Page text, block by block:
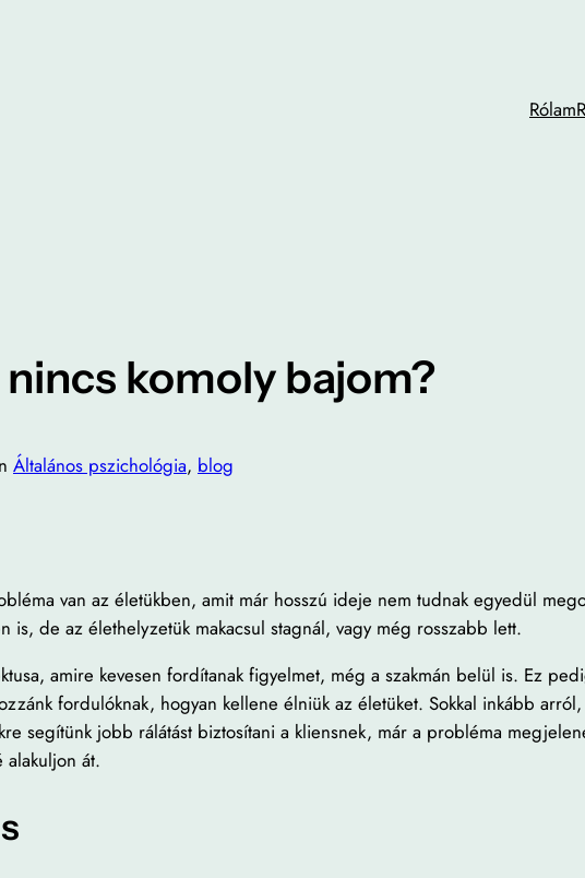
Rólam
komoly bajom?
Általános pszichológia, blog
van az életükben, amit már hosszú ideje nem tudnak egyedül
de az élethelyzetük makacsul stagnál, vagy még rosszabb lett.
amire kevesen fordítanak figyelmet, még a szakmán belül is. Ez
fordulóknak, hogyan kellene élniük az életüket. Sokkal inkább
segítünk jobb rálátást biztosítani a kliensnek, már a probléma
alakuljon át.